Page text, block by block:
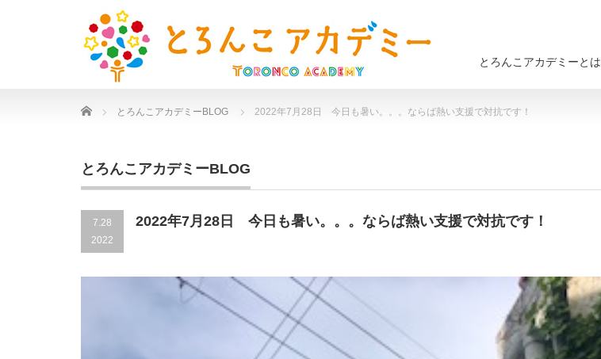
とろんこアカデミーとは
Home とろんこアカデミーBLOG 2022年7月28日 今日も暑い。。。ならば熱い支援で対抗です！
とろんこアカデミーBLOG
7.28
2022
2022年7月28日 今日も暑い。。。ならば熱い支援で対抗です！